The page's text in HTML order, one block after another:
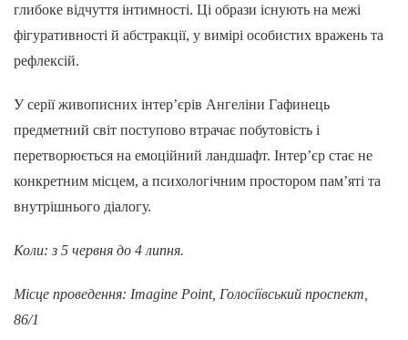
глибоке відчуття інтимності. Ці образи існують на межі
фігуративності й абстракції, у вимірі особистих вражень та
рефлексій.
У серії живописних інтер’єрів Ангеліни Гафинець
предметний світ поступово втрачає побутовість і
перетворюється на емоційний ландшафт. Інтер’єр стає не
конкретним місцем, а психологічним простором пам’яті та
внутрішнього діалогу.
Коли: з 5 червня до 4 липня.
Місце проведення: Imagine Point, Голосіївський проспект,
86/1